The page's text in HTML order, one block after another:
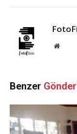
Website
Benzer